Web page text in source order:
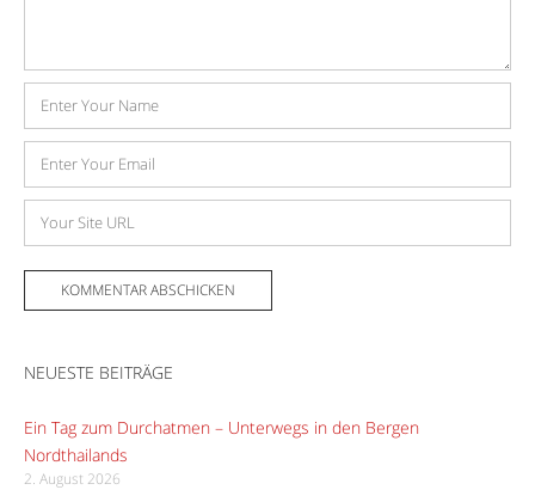
Name
Mail-
Website
NEUESTE BEITRÄGE
Ein Tag zum Durchatmen – Unterwegs in den Bergen
Nordthailands
2. August 2026